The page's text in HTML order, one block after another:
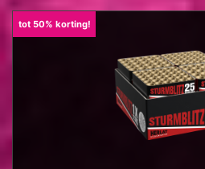
tot 50% korting!